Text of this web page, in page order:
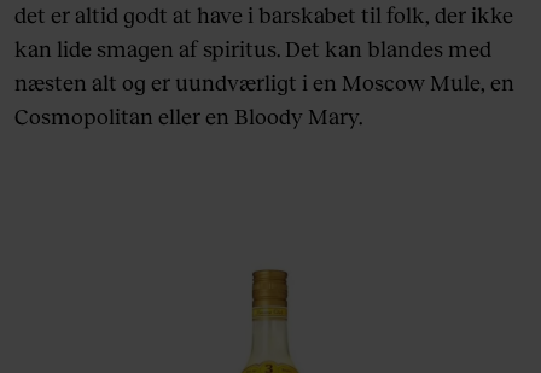
det er altid godt at have i barskabet til folk, der ikke
kan lide smagen af spiritus. Det kan blandes med
næsten alt og er uundværligt i en Moscow Mule, en
Cosmopolitan eller en Bloody Mary.